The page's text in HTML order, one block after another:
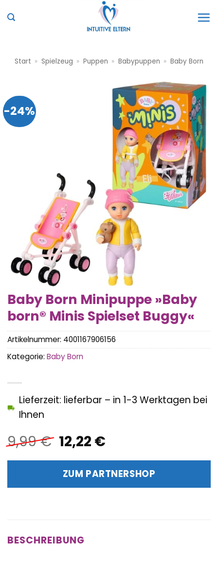
Inhalt
Start » Spielzeug » Puppen » Babypuppen » Baby Born
-24%
Baby Born Minipuppe »Baby
born® Minis Spielset Buggy«
9,99€ Ursprünglicher
Preis
war:
9,99 €
12,22 €Aktueller
ist:
12,22 €.
Lieferzeit: lieferbar – in 1-3 Werktagen bei
Ihnen
ZUM PARTNERSHOP
Artikelnummer: 4001167906156
Kategorie: Baby Born
BESCHREIBUNG